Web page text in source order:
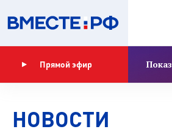
Прямой эфир
НОВОСТИ